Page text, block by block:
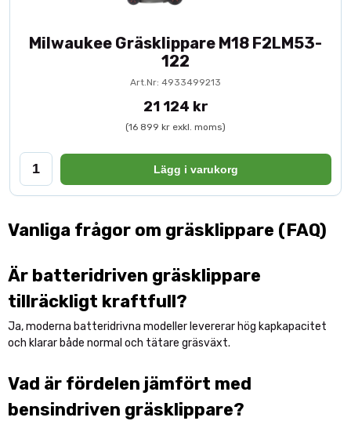
Milwaukee Gräsklippare M18 F2LM53-
122
Art.Nr: 4933499213
21 124 kr
(16 899 kr exkl. moms)
Lägg i varukorg
Vanliga frågor om gräsklippare (FAQ)
Är batteridriven gräsklippare
tillräckligt kraftfull?
Ja, moderna batteridrivna modeller levererar hög kapkapacitet
och klarar både normal och tätare gräsväxt.
Vad är fördelen jämfört med
bensindriven gräsklippare?